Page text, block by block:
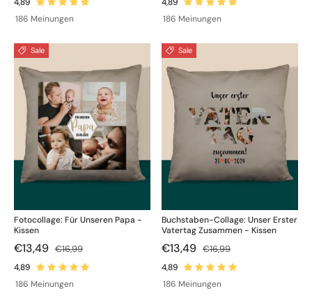
186 Meinungen 186 Meinungen
Sale
Fotocollage: Für Unseren Papa -
Kissen
€13,49 €16,99
186 Meinungen
Sale
Buchstaben-Collage: Unser Erster
Vatertag Zusammen - Kissen
€13,49 €16,99
186 Meinungen